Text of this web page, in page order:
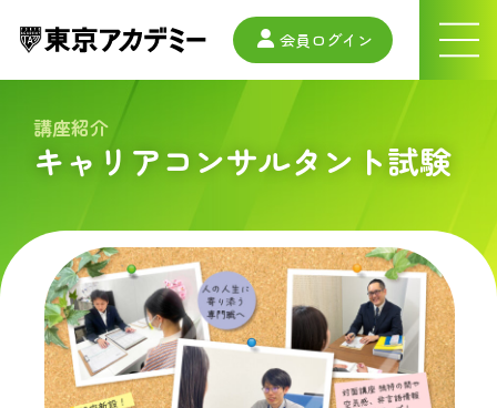
会員ログイン
ー
講座紹介
キャリアコンサルタント試験